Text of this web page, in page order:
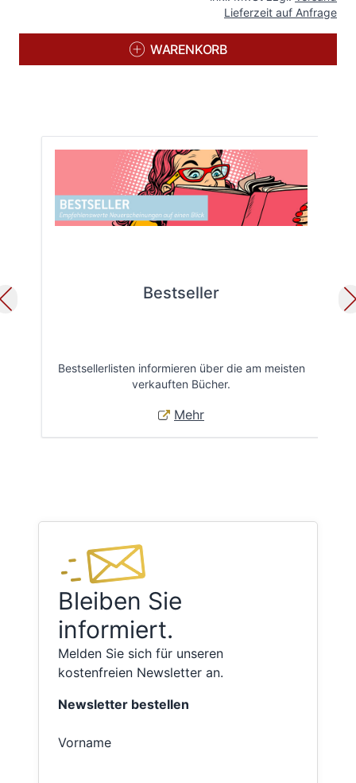
Lieferzeit auf Anfrage
WARENKORB
Bestseller
Bestsellerlisten informieren über die am meisten
verkauften Bücher.
Mehr
Bleiben Sie
informiert.
Melden Sie sich für unseren
kostenfreien Newsletter an.